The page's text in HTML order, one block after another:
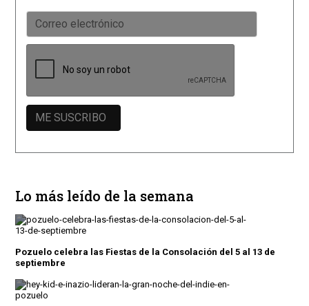
Lo más leído de la semana
Pozuelo celebra las Fiestas de la Consolación del 5 al 13 de
septiembre